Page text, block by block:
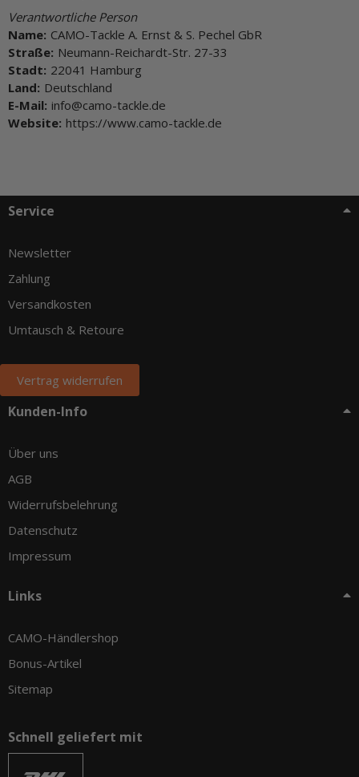
Verantwortliche Person
Name: CAMO-Tackle A. Ernst & S. Pechel GbR
Straße: Neumann-Reichardt-Str. 27-33
Stadt: 22041 Hamburg
Land: Deutschland
E-Mail: info@camo-tackle.de
Website: https://www.camo-tackle.de
Service
Newsletter
Zahlung
Versandkosten
Umtausch & Retoure
Vertrag widerrufen
Kunden-Info
Über uns
AGB
Widerrufsbelehrung
Datenschutz
Impressum
Links
CAMO-Händlershop
Bonus-Artikel
Sitemap
Schnell geliefert mit